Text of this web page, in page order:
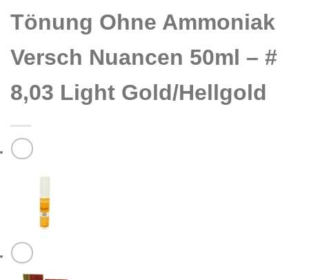
Tönung Ohne Ammoniak
Versch Nuancen 50ml – #
8,03 Light Gold/Hellgold